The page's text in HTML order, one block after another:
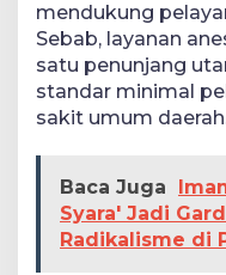
mendukung
Sebab, layanan
satu penunjang
standar minimal
sakit umum
Baca Juga
Syara' Jadi
Radikalisme di